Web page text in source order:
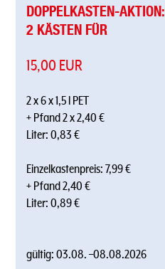
DOPPELKASTEN-AKTION:
2 KÄSTEN FÜR
15,00 EUR
2 x 6 x 1,5 l PET
+ Pfand 2 x 2,40 €
Liter: 0,83 €
Einzelkastenpreis: 7,99 €
+ Pfand 2,40 €
Liter: 0,89 €
gültig: 03.08. –08.08.2026